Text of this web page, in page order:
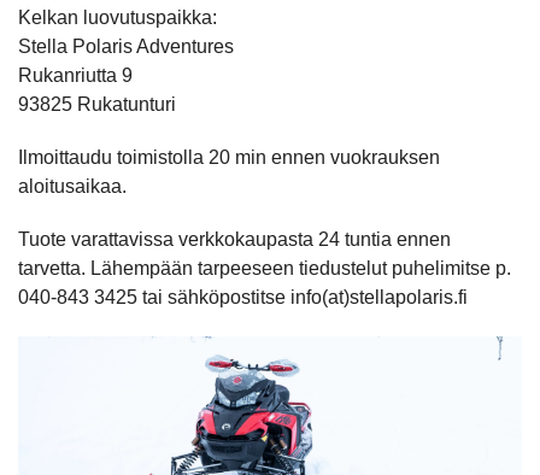
Kelkan luovutuspaikka:
Stella Polaris Adventures
Rukanriutta 9
93825 Rukatunturi
Ilmoittaudu toimistolla 20 min ennen vuokrauksen
aloitusaikaa.
Tuote varattavissa verkkokaupasta 24 tuntia ennen
tarvetta. Lähempään tarpeeseen tiedustelut puhelimitse p.
040-843 3425 tai sähköpostitse info(at)stellapolaris.fi